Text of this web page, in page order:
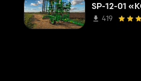
SP-12-01
419